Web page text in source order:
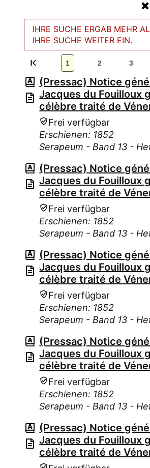
IHRE SUCHE ERGAB MEHR
IHRE SUCHE WEITER EIN.
1 2 3
(Pressac) Notice
Jacques du Fouilloux
célèbre traité de
Frei verfügbar
Erschienen: 1852
Serapeum - Band 13 -
(Pressac) Notice
Jacques du Fouilloux
célèbre traité de
Frei verfügbar
Erschienen: 1852
Serapeum - Band 13 -
(Pressac) Notice
Jacques du Fouilloux
célèbre traité de
Frei verfügbar
Erschienen: 1852
Serapeum - Band 13 -
(Pressac) Notice
Jacques du Fouilloux
célèbre traité de
Frei verfügbar
Erschienen: 1852
Serapeum - Band 13 -
(Pressac) Notice
Jacques du Fouilloux
célèbre traité de